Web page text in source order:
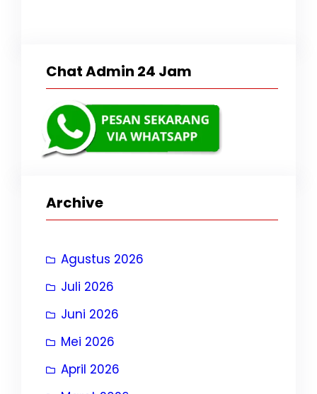
Chat Admin 24 Jam
Archive
Agustus 2026
Juli 2026
Juni 2026
Mei 2026
April 2026